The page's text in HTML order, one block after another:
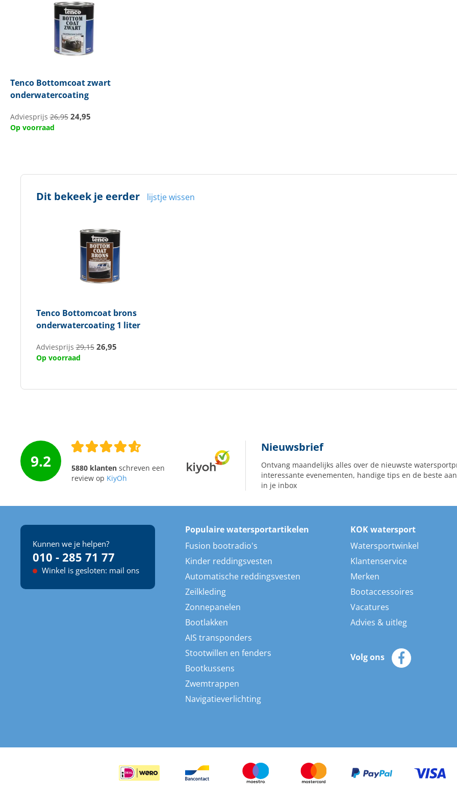
TencoBottomcoat zwart
onderwatercoating
Adviesprijs26,95 24,95
Op voorraad
Dit bekeek je eerder lijstje wissen
TencoBottomcoat brons
onderwatercoating 1 liter
Adviesprijs29,15 26,95
Op voorraad
9.2 5880 klantenschreven een
review op KiyOh
Nieuwsbrief
Ontvang maandelijks alles over de nieuwste
interessante evenementen, handige tips en de beste
in je inbox
Kunnen we je helpen?
010 - 285 71 77
Winkel is gesloten: mail ons
Populaire watersportartikelen
Fusion bootradio's
Kinder reddingsvesten
Automatische reddingsvesten
Zeilkleding
Zonnepanelen
Bootlakken
AIS transponders
Stootwillen en fenders
Bootkussens
Zwemtrappen
Navigatieverlichting
KOK watersport
Watersportwinkel
Klantenservice
Merken
Bootaccessoires
Vacatures
Advies & uitleg
Volg ons